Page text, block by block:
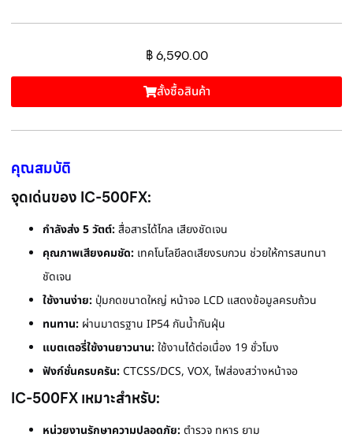
฿6,590.00
สั้งซื้อสินค้า
คุณสมบัติ
จุดเด่นของ IC-500FX:
กำลังส่ง 5 วัตต์:สื่อสารได้ไกล เสียงชัดเจน
คุณภาพเสียงคมชัด: เทคโนโลยีลดเสียงรบกวน ช่วยให้การสนทนา
ชัดเจน
ใช้งานง่าย: ปุ่มกดขนาดใหญ่ หน้าจอ LCD แสดงข้อมูลครบถ้วน
ทนทาน: ผ่านมาตรฐาน IP54 กันน้ำกันฝุ่น
แบตเตอรี่ใช้งานยาวนาน:ใช้งานได้ต่อเนื่อง 19 ชั่วโมง
ฟังก์ชั่นครบครัน:CTCSS/DCS, VOX, ไฟส่องสว่างหน้าจอ
IC-500FX เหมาะสำหรับ:
หน่วยงานรักษาความปลอดภัย:ตำรวจ ทหาร ยาม